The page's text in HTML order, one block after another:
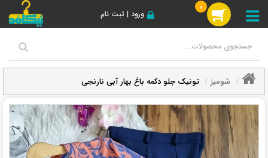
ورود | ثبت نام
0
شومیز تونیک جلو دکمه باغ بهار آبی نارنجی